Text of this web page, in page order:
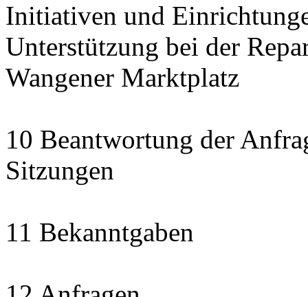
Initiativen und
Unterstützung bei der
Wangener Marktplatz
10 Beantwortung der
Sitzungen
11 Bekanntgaben